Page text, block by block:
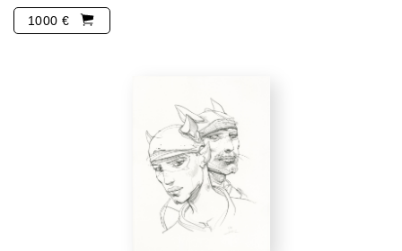
1000 €